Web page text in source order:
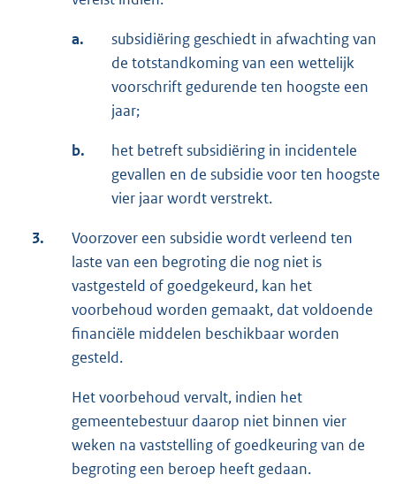
a.
subsidiëring geschiedt in afwachting van
de totstandkoming van een wettelijk
voorschrift gedurende ten hoogste een
jaar;
b.
het betreft subsidiëring in incidentele
gevallen en de subsidie voor ten hoogste
vier jaar wordt verstrekt.
3.
Voorzover een subsidie wordt verleend ten
laste van een begroting die nog niet is
vastgesteld of goedgekeurd, kan het
voorbehoud worden gemaakt, dat voldoende
financiële middelen beschikbaar worden
gesteld.
Het voorbehoud vervalt, indien het
gemeentebestuur daarop niet binnen vier
weken na vaststelling of goedkeuring van de
begroting een beroep heeft gedaan.